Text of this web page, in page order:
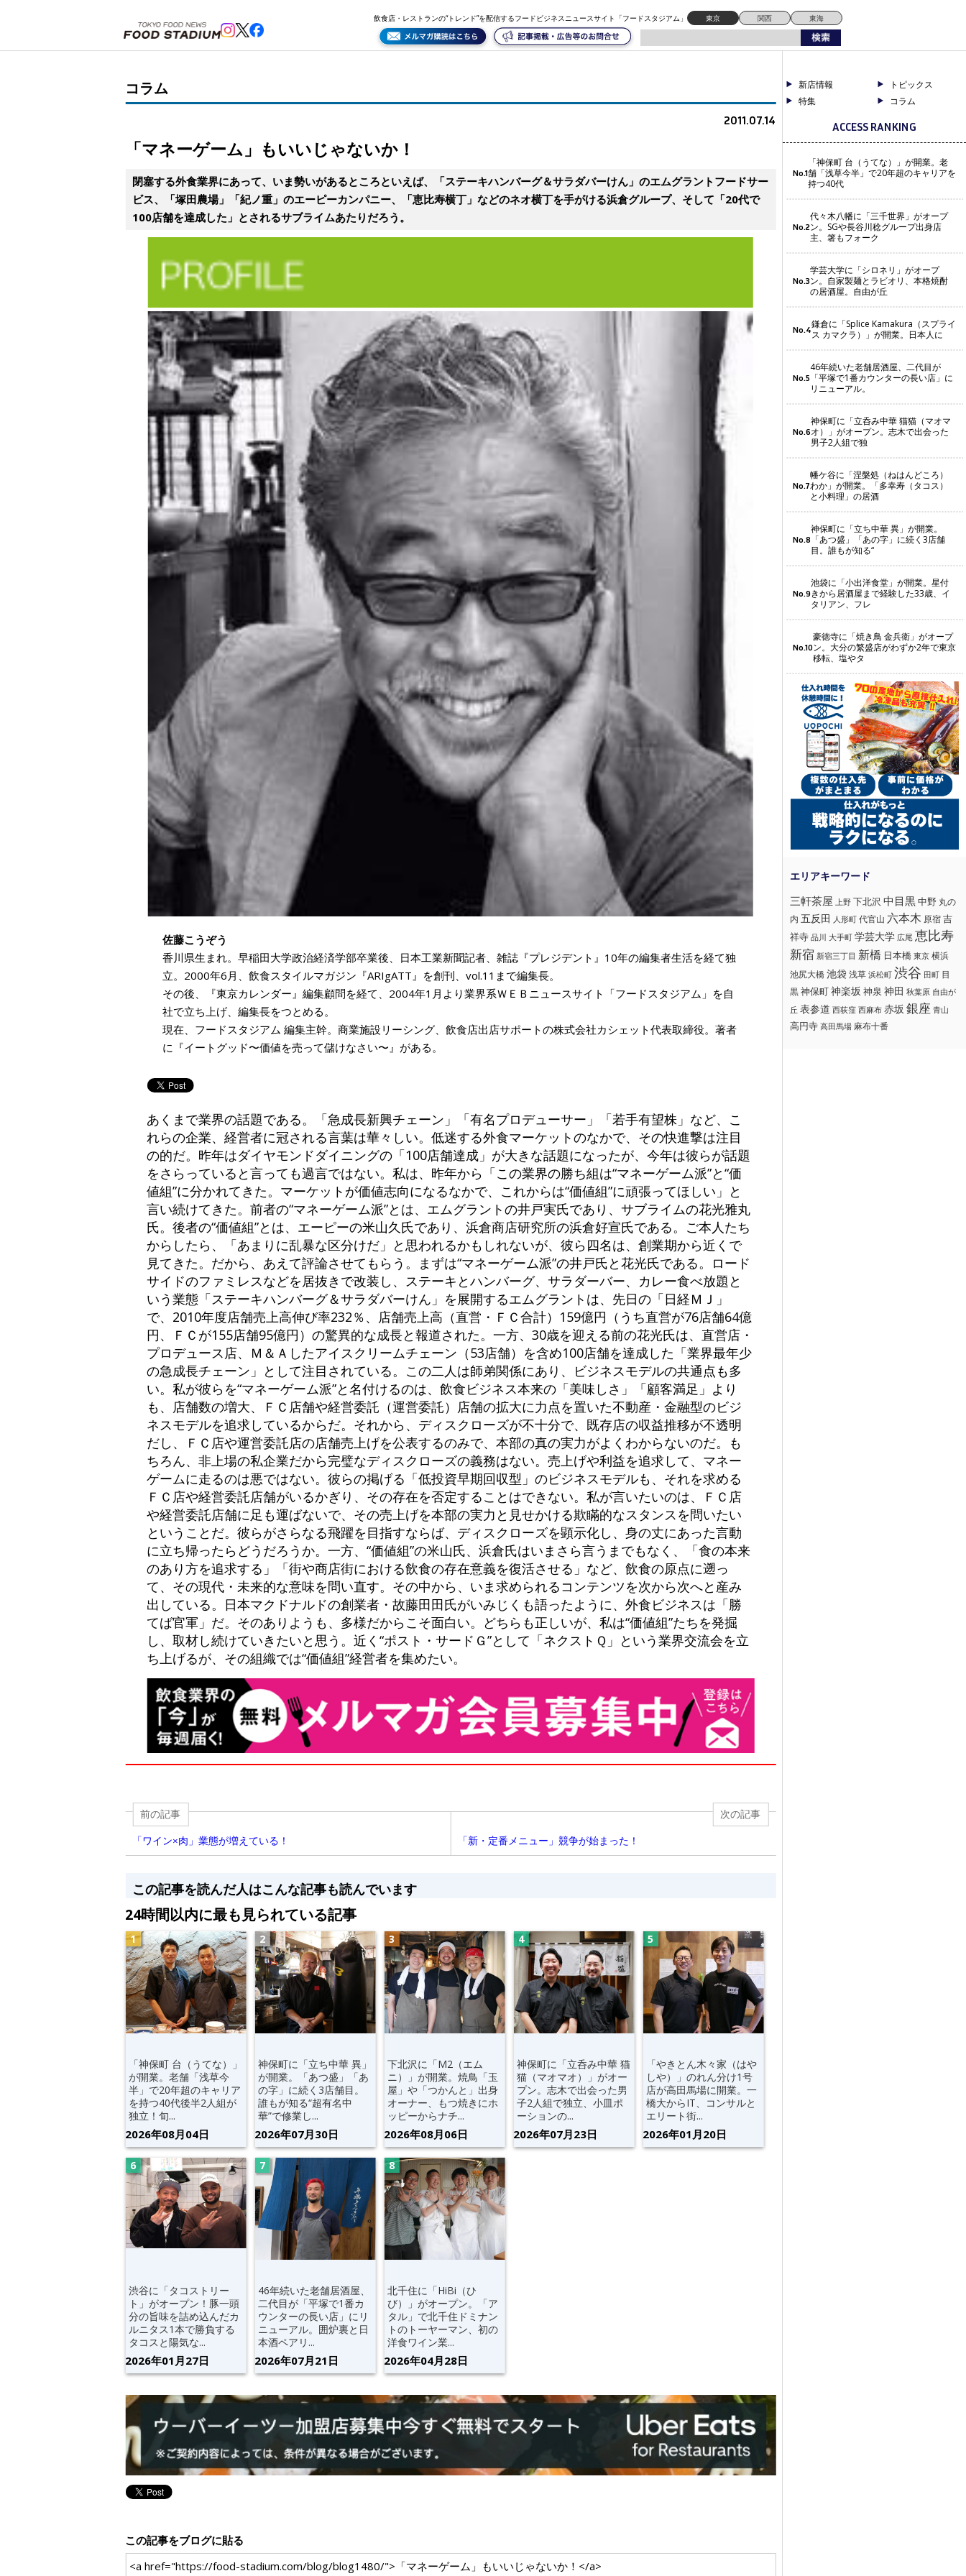
飲食店・レストランの“トレンド”を配信するフードビジネスニュースサイト「フードスタジアム」 東京 関西 東海
コラム
2011.07.14
「マネーゲーム」もいいじゃないか！
閉塞する外食業界にあって、いま勢いがあるところといえば、「ステーキハンバーグ＆サラダバーけん」のエムグラントフードサー
ビス、「塚田農場」「紀ノ重」のエーピーカンパニー、「恵比寿横丁」などのネオ横丁を手がける浜倉グループ、そして「20代で
100店舗を達成した」とされるサブライムあたりだろう。
佐藤こうぞう
香川県生まれ。早稲田大学政治経済学部卒業後、日本工業新聞記者、雑誌『プレジデント』10年の編集者生活を経て独
立。2000年6月、飲食スタイルマガジン『ARIgATT』を創刊、vol.11まで編集長。
その後、『東京カレンダー』編集顧問を経て、2004年1月より業界系ＷＥＢニュースサイト「フードスタジアム」を自
社で立ち上げ、編集長をつとめる。
現在、フードスタジアム 編集主幹。商業施設リーシング、飲食店出店サポートの株式会社カシェット代表取締役。著者
に『イートグッド〜価値を売って儲けなさい〜』がある。
あくまで業界の話題である。「急成長新興チェーン」「有名プロデューサー」「若手有望株」など、こ
れらの企業、経営者に冠される言葉は華々しい。低迷する外食マーケットのなかで、その快進撃は注目
の的だ。昨年はダイヤモンドダイニングの「100店舗達成」が大きな話題になったが、今年は彼らが話題
をさらっていると言っても過言ではない。私は、昨年から「この業界の勝ち組は“マネーゲーム派”と“価
値組”に分かれてきた。マーケットが価値志向になるなかで、これからは“価値組”に頑張ってほしい」と
言い続けてきた。前者の“マネーゲーム派”とは、エムグラントの井戸実氏であり、サブライムの花光雅丸
氏。後者の“価値組”とは、エーピーの米山久氏であり、浜倉商店研究所の浜倉好宣氏である。ご本人たち
からしたら、「あまりに乱暴な区分けだ」と思われるかもしれないが、彼ら四名は、創業期から近くで
見てきた。だから、あえて評論させてもらう。まずは“マネーゲーム派”の井戸氏と花光氏である。ロード
サイドのファミレスなどを居抜きで改装し、ステーキとハンバーグ、サラダーバー、カレー食べ放題と
いう業態「ステーキハンバーグ＆サラダバーけん」を展開するエムグラントは、先日の「日経ＭＪ」
で、2010年度店舗売上高伸び率232％、店舗売上高（直営・ＦＣ合計）159億円（うち直営が76店舗64億
円、ＦＣが155店舗95億円）の驚異的な成長と報道された。一方、30歳を迎える前の花光氏は、直営店・
プロデュース店、Ｍ＆Ａしたアイスクリームチェーン（53店舗）を含め100店舗を達成した「業界最年少
の急成長チェーン」として注目されている。この二人は師弟関係にあり、ビジネスモデルの共通点も多
い。私が彼らを“マネーゲーム派”と名付けるのは、飲食ビジネス本来の「美味しさ」「顧客満足」より
も、店舗数の増大、ＦＣ店舗や経営委託（運営委託）店舗の拡大に力点を置いた不動産・金融型のビジ
ネスモデルを追求しているからだ。それから、ディスクローズが不十分で、既存店の収益推移が不透明
だし、ＦＣ店や運営委託店の店舗売上げを公表するのみで、本部の真の実力がよくわからないのだ。も
ちろん、非上場の私企業だから完璧なディスクローズの義務はない。売上げや利益を追求して、マネー
ゲームに走るのは悪ではない。彼らの掲げる「低投資早期回収型」のビジネスモデルも、それを求める
ＦＣ店や経営委託店舗がいるかぎり、その存在を否定することはできない。私が言いたいのは、ＦＣ店
や経営委託店舗に足も運ばないで、その売上げを本部の実力と見せかける欺瞞的なスタンスを問いたい
ということだ。彼らがさらなる飛躍を目指すならば、ディスクローズを顕示化し、身の丈にあった言動
に立ち帰ったらどうだろうか。一方、“価値組”の米山氏、浜倉氏はいまさら言うまでもなく、「食の本来
のあり方を追求する」「街や商店街における飲食の存在意義を復活させる」など、飲食の原点に遡っ
て、その現代・未来的な意味を問い直す。その中から、いま求められるコンテンツを次から次へと産み
出している。日本マクドナルドの創業者・故藤田田氏がいみじくも語ったように、外食ビジネスは「勝
てば官軍」だ。そのありようも、多様だからこそ面白い。どちらも正しいが、私は“価値組”たちを発掘
し、取材し続けていきたいと思う。近く“ポスト・サードＧ”として「ネクストＱ」という業界交流会を立
ち上げるが、その組織では“価値組”経営者を集めたい。
前の記事
「ワイン×肉」業態が増えている！
次の記事
「新・定番メニュー」競争が始まった！
この記事を読んだ人はこんな記事も読んでいます
24時間以内に最も見られている記事
「神保町 台（うてな）」
が開業。老舗「浅草今
半」で20年超のキャリア
を持つ40代後半2人組が
独立！旬...
2026年08月04日
神保町に「立ち中華 異」
が開業。「あつ盛」「あ
の字」に続く3店舗目。
誰もが知る“超有名中
華”で修業し...
2026年07月30日
下北沢に「M2（エム
ニ）」が開業。焼鳥「玉
屋」や「つかんと」出身
オーナー、もつ焼きにホ
ッピーからナチ...
2026年08月06日
神保町に「立呑み中華 猫
猫（マオマオ）」がオー
プン。志木で出会った男
子2人組で独立、小皿ポ
ーションの...
2026年07月23日
「やきとん木々家（はや
しや）」のれん分け1号
店が高田馬場に開業。一
橋大からIT、コンサルと
エリート街...
2026年01月20日
渋谷に「タコストリー
ト」がオープン！豚一頭
分の旨味を詰め込んだカ
ルニタス1本で勝負する
タコスと陽気な...
2026年01月27日
46年続いた老舗居酒屋、
二代目が「平塚で1番カ
ウンターの長い店」にリ
ニューアル。囲炉裏と日
本酒ペアリ...
2026年07月21日
北千住に「HiBi（ひ
び）」がオープン。「ア
タル」で北千住ドミナン
トのトーヤーマン、初の
洋食ワイン業...
2026年04月28日
この記事をブログに貼る
<a href="https://food-stadium.com/blog/blog1480/">「マネーゲーム」もいいじゃないか！</a>
新店情報
トピックス
特集
コラム
ACCESS RANKING
No.1
「神保町 台（うてな）」が開業。老
舗「浅草今半」で20年超のキャリアを
持つ40代
No.2
代々木八幡に「三千世界」がオープ
ン。SGや長谷川稔グループ出身店
主、箸もフォーク
No.3
学芸大学に「シロネリ」がオープ
ン。自家製麺とラビオリ、本格焼酎
の居酒屋。自由が丘
No.4鎌倉に「Splice Kamakura（スプライ
ス カマクラ）」が開業。日本人に
No.5
46年続いた老舗居酒屋、二代目が
「平塚で1番カウンターの長い店」に
リニューアル。
No.6
神保町に「立呑み中華 猫猫（マオマ
オ）」がオープン。志木で出会った
男子2人組で独
No.7
幡ケ谷に「涅槃処（ねはんどころ）
わか」が開業。「多幸寿（タコス）
と小料理」の居酒
No.8
神保町に「立ち中華 異」が開業。
「あつ盛」「あの字」に続く3店舗
目。誰もが知る“
No.9
池袋に「小出洋食堂」が開業。星付
きから居酒屋まで経験した33歳、イ
タリアン、フレ
No.10
豪徳寺に「焼き鳥 金兵衛」がオープ
ン。大分の繁盛店がわずか2年で東京
移転、塩やタ
三軒茶屋 上野 下北沢 中目黒中野 丸の
内 五反田 人形町 代官山 六本木 原宿 吉
祥寺 品川 大手町 学芸大学 広尾 恵比寿
新宿 新宿三丁目 新橋 日本橋 東京 横浜
池尻大橋 池袋浅草 浜松町 渋谷 田町 目
黒神保町神楽坂 神泉 神田 秋葉原 自由が
丘 表参道 西荻窪 西麻布 赤坂 銀座 青山
高円寺 高田馬場 麻布十番